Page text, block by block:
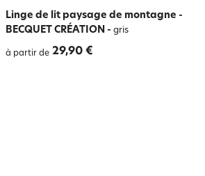
Linge de lit paysage de montagne -
BECQUET CRÉATION - gris
à partir de 29,90 €